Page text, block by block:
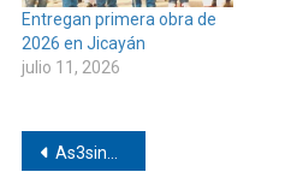
Entregan primera obra de
2026 en Jicayán
julio 11, 2026
Navegación
As3sin4n a taxista en Pinotepa